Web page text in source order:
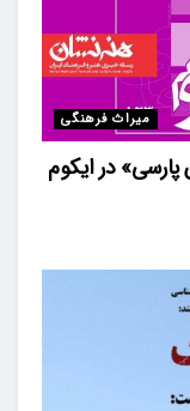
میراث فرهنگی
در ایکوم